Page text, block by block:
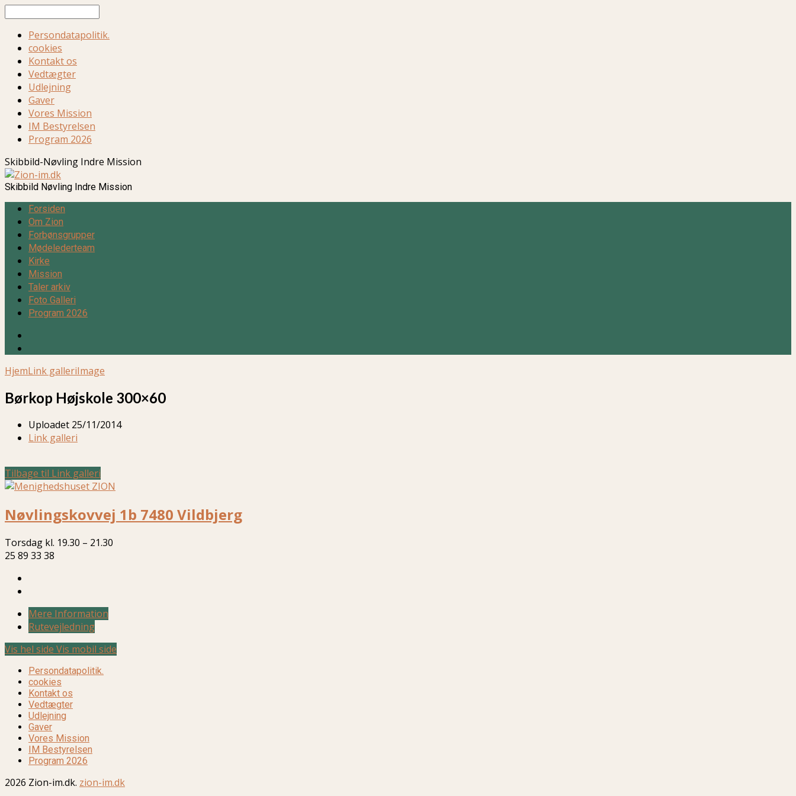
Persondatapolitik.
cookies
Kontakt os
Vedtægter
Udlejning
Gaver
Vores Mission
IM Bestyrelsen
Program 2026
Skibbild-Nøvling Indre Mission
Skibbild Nøvling Indre Mission
Forsiden
Om Zion
Forbønsgrupper
Mødelederteam
Kirke
Mission
Taler arkiv
Foto Galleri
Program 2026
HjemLink galleriImage
Børkop Højskole 300×60
Uploadet 25/11/2014
Link galleri
Tilbage til Link galleri
Nøvlingskovvej 1b 7480 Vildbjerg
Torsdag kl. 19.30 – 21.30
25 89 33 38
Mere Information
Rutevejledning
Vis hel side Vis mobil side
Persondatapolitik.
cookies
Kontakt os
Vedtægter
Udlejning
Gaver
Vores Mission
IM Bestyrelsen
Program 2026
2026 Zion-im.dk. zion-im.dk